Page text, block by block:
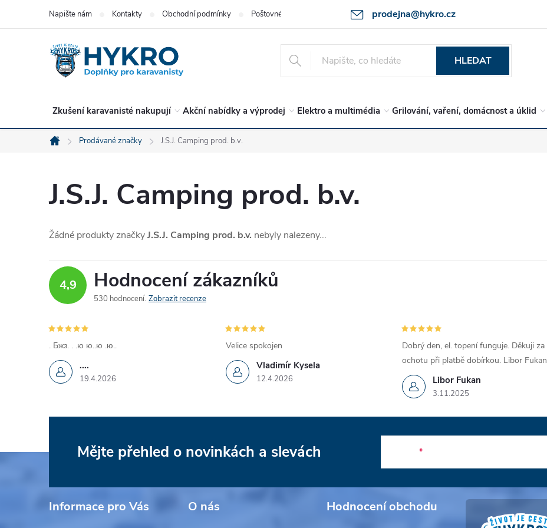
prodejna@hykro.cz
Napište nám Kontakty Obchodní podmínky Poštovné Ochrana osob. údajů - GDPR Postup při reklamaci -jak zboží vrátit?
HLEDAT
Zkušení karavanisté nakupují Akční nabídky a výprodej Elektro a multimédia Grilování, vaření, domácnost a úklid
Domů
Prodávané značky J.S.J. Camping prod. b.v.
J.S.J. Camping prod. b.v.
Žádné produkty značkyJ.S.J. Camping prod. b.v. nebyly nalezeny...
4,9 Hodnocení zákazníků
530 hodnocení Zobrazit recenze
....
19.4.2026
. Бжз. . .ю ю..ю .ю..
Vladimír Kysela
12.4.2026
Velice spokojen
Libor Fukan
3.11.2025
Dobrý den, el. topení funguje. Děkuji za
ochotu při platbě dobírkou. Libor Fukan
Z
Mějte přehled o novinkách a slevách
Informace pro Vás O nás Hodnocení obchodu